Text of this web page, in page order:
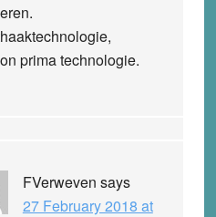
prima technologie.
FVerweven says
27 February 2018 at